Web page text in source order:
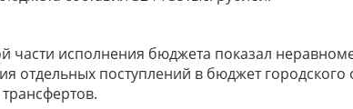
части исполнения бюджета показал
отдельных поступлений в бюджет городского